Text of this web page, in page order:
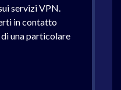
servizi VPN.
in contatto
una particolare